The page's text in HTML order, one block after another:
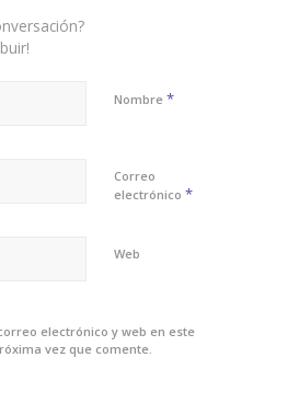
Nombre *
Correo
electrónico *
Web
electrónico y web en este
vez que comente.